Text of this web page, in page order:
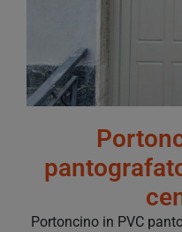
Portoncino in PVC